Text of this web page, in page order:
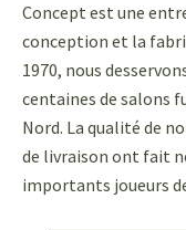
Concept est une
conception et la
1970, nous
centaines de salons
Nord. La qualité de
de livraison ont fait
importants joueurs